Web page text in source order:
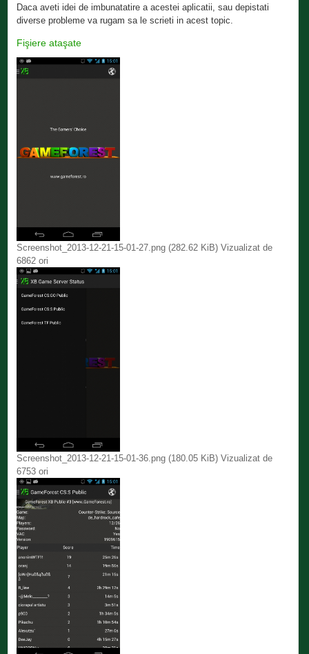
Daca aveti idei de imbunatatire a acestei aplicatii, sau depistati
diverse probleme va rugam sa le scrieti in acest topic.
Fişiere ataşate
Screenshot_2013-12-21-15-01-27.png (282.62 KiB) Vizualizat de
6862 ori
Screenshot_2013-12-21-15-01-36.png (180.05 KiB) Vizualizat de
6753 ori